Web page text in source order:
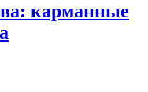
карманные